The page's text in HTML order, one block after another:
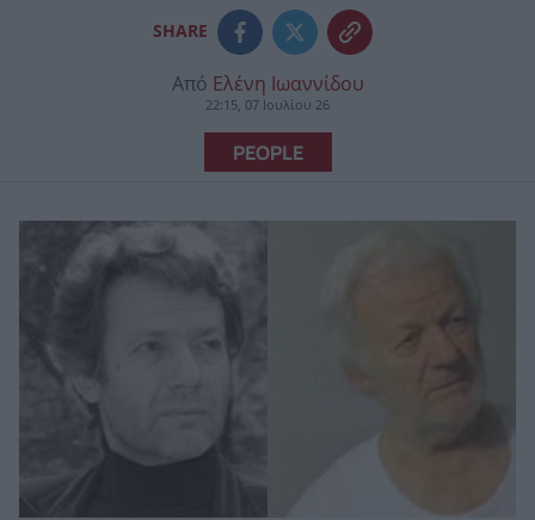
SHARE
Από Ελένη Ιωαννίδου
22:15, 07 Ιουλίου 26
PEOPLE